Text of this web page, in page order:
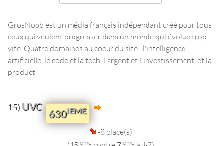
GrosNoob est un média français indépendant créé pour tous
ceux qui veulent progresser dans un monde qui évolue trop
vite. Quatre domaines au coeur du site : l'intelligence
artificielle, le code et la tech, l'argent et l'investissement, et la
product
15) UVC
630IEME
-8 place(s)
ieme ieme